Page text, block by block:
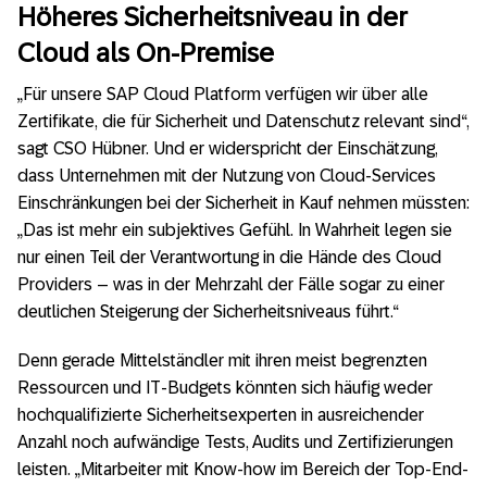
Höheres Sicherheitsniveau in der
Cloud als On-Premise
„Für unsere SAP Cloud Platform verfügen wir über alle
Zertifikate, die für Sicherheit und Datenschutz relevant sind“,
sagt CSO Hübner. Und er widerspricht der Einschätzung,
dass Unternehmen mit der Nutzung von Cloud-Services
Einschränkungen bei der Sicherheit in Kauf nehmen müssten:
„Das ist mehr ein subjektives Gefühl. In Wahrheit legen sie
nur einen Teil der Verantwortung in die Hände des Cloud
Providers – was in der Mehrzahl der Fälle sogar zu einer
deutlichen Steigerung der Sicherheitsniveaus führt.“
Denn gerade Mittelständler mit ihren meist begrenzten
Ressourcen und IT-Budgets könnten sich häufig weder
hochqualifizierte Sicherheitsexperten in ausreichender
Anzahl noch aufwändige Tests, Audits und Zertifizierungen
leisten. „Mitarbeiter mit Know-how im Bereich der Top-End-